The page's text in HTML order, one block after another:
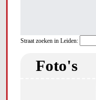
Straat zoeken in Leiden:
Foto's